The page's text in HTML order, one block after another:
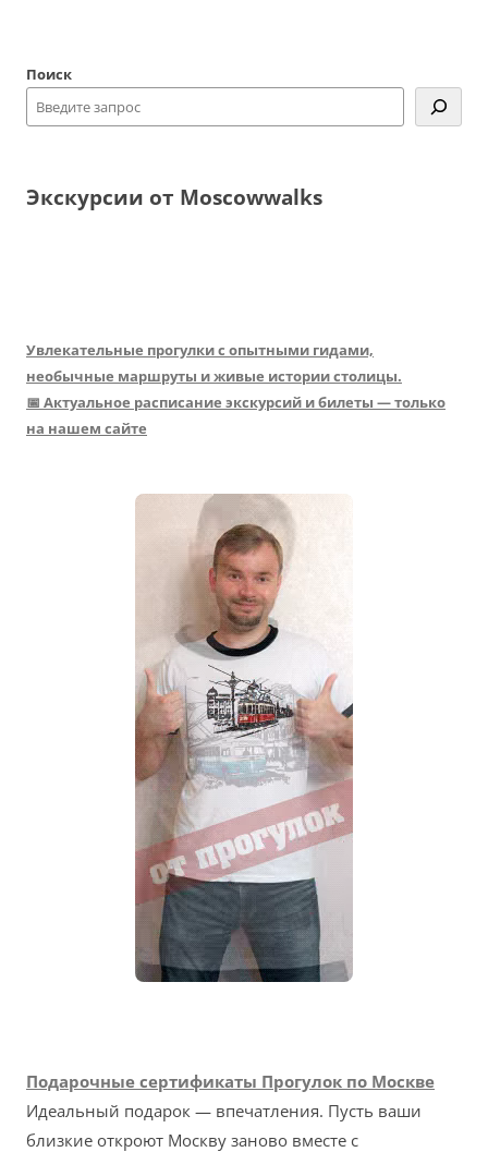
Поиск
Экскурсии от Moscowwalks
Увлекательные прогулки с опытными гидами,
необычные маршруты и живые истории столицы.
📅 Актуальное расписание экскурсий и билеты — только
на нашем сайте
Подарочные сертификаты Прогулок по Москве
Идеальный подарок — впечатления. Пусть ваши
близкие откроют Москву заново вместе с